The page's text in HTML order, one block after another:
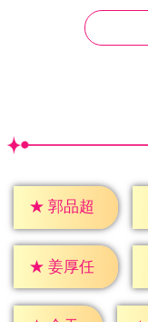
★ 郭品超
★ 姜厚任